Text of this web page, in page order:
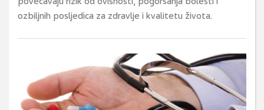
ozbiljnih posljedica za zdravlje i kvalitetu života.